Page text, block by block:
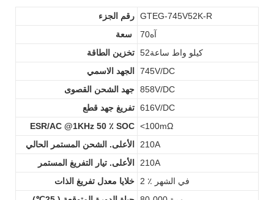
رقم الجزء GTEG-745V52K-R
آه70
تخزين الطاقة
كيلو واط ساعة52
الجهد الاسمي
745V/DC
جهد الشحن القصوى 858V/DC
تفريغ جهد قطع 616V/DC
ESR/AC @1KHz 50 ٪ SOC <100mΩ
الأعلى. الشحن المستمر الحالي
210A
الأعلى. تيار التفريغ المستمر
210A
خلايا معدل تفريغ الذات
2 ٪ في الشهر